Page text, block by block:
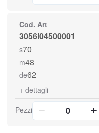
Cod. Art
3056I04500001
s70
m48
de62
+ dettagli
Pezzi